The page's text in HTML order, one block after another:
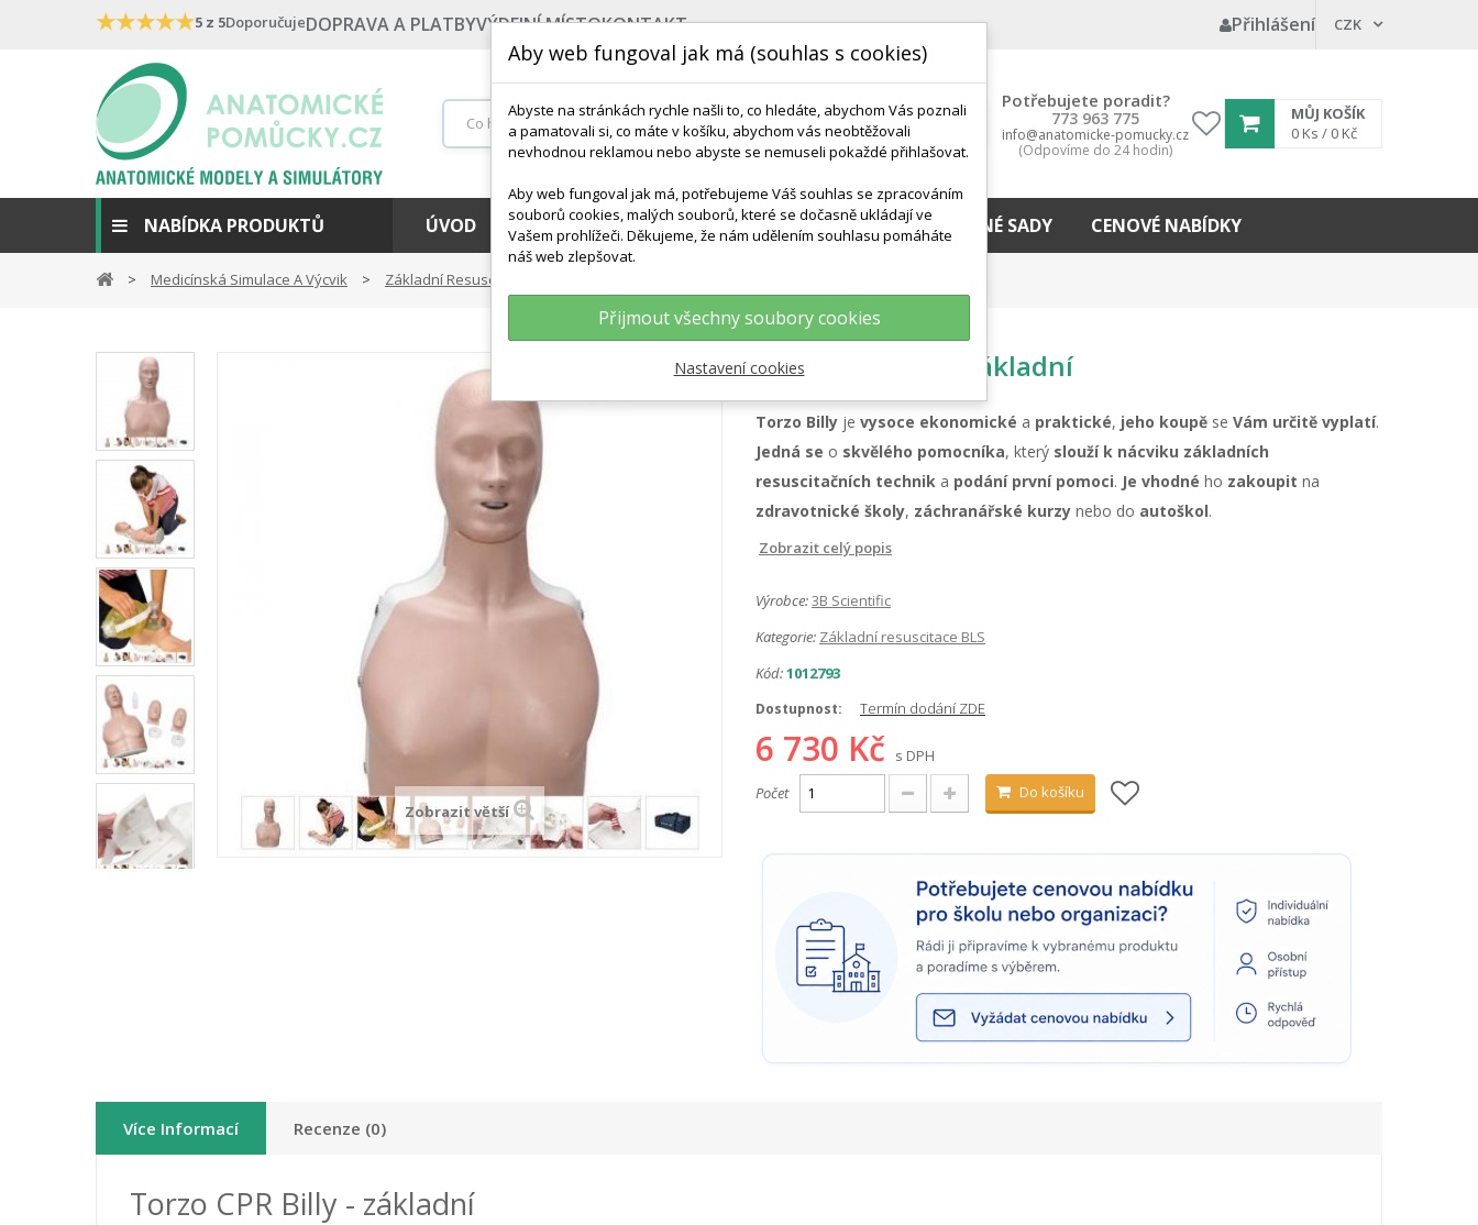
★★★★★5 z 5DoporučujeDOPRAVA A PLATBYVÝDEJNÍ MÍSTOKONTAKT Přihlášení CZK
Potřebujete poradit?
773 963 775
info@anatomicke-pomucky.cz
(Odpovíme do 24 hodin)
My
wishlist
MŮJ KOŠÍK
0 Ks / 0 Kč
NABÍDKA PRODUKTŮ ÚVOD NEJPRODÁVANĚJŠÍ VÝCHOVA KE ZDRAVÍ VÝHODNÉ SADY CENOVÉ NABÍDKY
Medicínská Simulace A Výcvik Základní Resuscitace BLS
Zobrazit větší
Torzo CPR Billy - základní
Torzo Billy je vysoce ekonomické a praktické, jeho koupě se Vám určitě vyplatí.
Jedná se o skvělého pomocníka, který slouží k nácviku základních
resuscitačních technik a podání první pomoci. Je vhodné ho zakoupit na
zdravotnické školy, záchranářské kurzy nebo do autoškol.
Zobrazit celý popis
Výrobce:3B Scientific
Kategorie: Základní resuscitace BLS
Kód:1012793
Dostupnost: Termín dodání ZDE
6 730 Kč
s DPH
Počet
Do košíku
Více Informací Recenze (0)
Torzo CPR Billy - základní
Aby web fungoval jak má (souhlas s cookies)
Abyste na stránkách rychle našli to, co hledáte, abychom Vás poznali
a pamatovali si, co máte v košíku, abychom vás neobtěžovali
nevhodnou reklamou nebo abyste se nemuseli pokaždé přihlašovat.
Aby web fungoval jak má, potřebujeme Váš souhlas se zpracováním
souborů cookies, malých souborů, které se dočasně ukládají ve
Vašem prohlížeči. Děkujeme, že nám udělením souhlasu pomáháte
náš web zlepšovat.
Přijmout všechny soubory cookies
Nastavení cookies